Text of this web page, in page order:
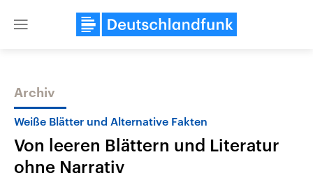
Close
Themen
Archiv
Weiße Blätter und Alternative Fakten
Von leeren Blättern und Literatur
ohne Narrativ